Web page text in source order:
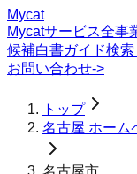
Mycat
Mycatサービス全事
候補白書ガイド検索
お問い合わせ->
トップ
名古屋 ホーム
名古屋市